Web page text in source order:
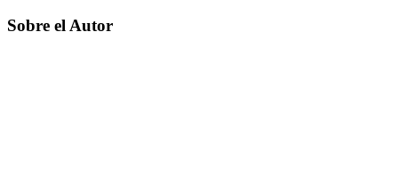
Sobre el Autor